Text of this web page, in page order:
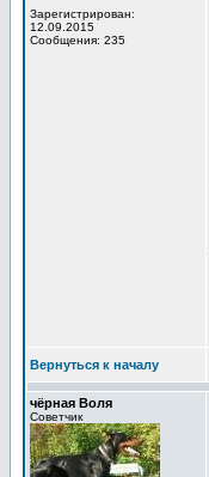
Зарегистрирован:
12.09.2015
Сообщения: 235
Вернуться к началу
чёрная Воля
Советчик